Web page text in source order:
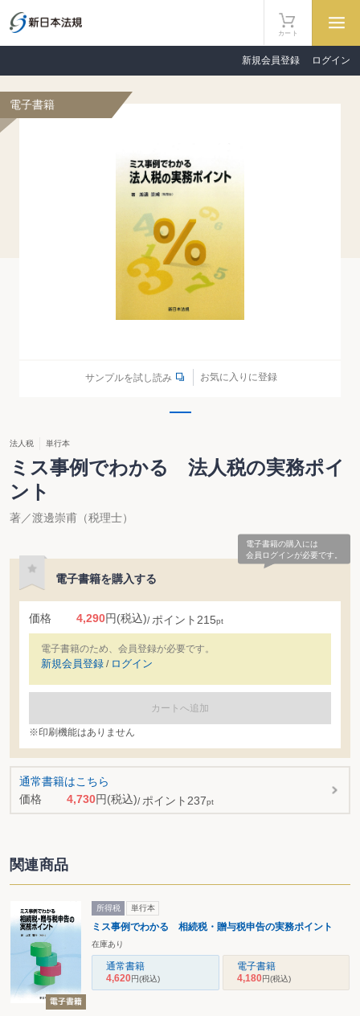
新規会員登録 ログイン
カート
電子書籍
サンプルを試し読み お気に入りに登録
法人税 単行本
ミス事例でわかる 法人税の実務ポイ
ント
著／渡邊崇甫（税理士）
電子書籍の購入には
会員ログインが必要です。
電子書籍を購入する
価格 4,290円(税込) ポイント 215pt
電子書籍のため、会員登録が必要です。
新規会員登録 / ログイン
カートへ追加
※印刷機能はありません
通常書籍はこちら
価格
4,730円(税込) ポイント 237pt
関連商品
所得税 単行本
ミス事例でわかる 相続税・贈与税申告の実務ポイント
在庫あり
通常書籍
4,620円(税込)
電子書籍
4,180円(税込)